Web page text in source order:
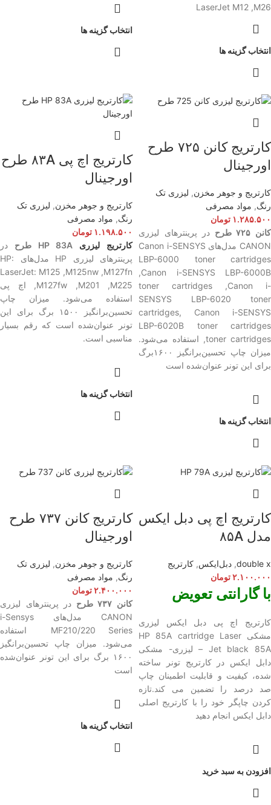
LaserJet M12 ,M26
انتخاب گزینه ها
انتخاب گزینه ها
کارتریج کانن ۷۲۵ طرح
اورجینال
کارتریج و جوهر مخزن, لیزری تک
رنگ, مواد مصرفی
۱.۲۸۵.۵۰۰ تومان
کانن ۷۲۵ طرح
در پرینترهای لیزری
CANON مدل‌‌های Canon i-SENSYS
LBP-6000 toner cartridges
,Canon i-SENSYS LBP-6000B
toner cartridges ,Canon i-
SENSYS LBP-6020 toner
cartridges, Canon i-SENSYS
LBP-6020B toner cartridges
toner cartridges,
استفاده می‌شود.
میزان چاپ تحسین‌برانگیز ۱۶۰۰برگ
برای این تونر عنوان‌شده است
انتخاب گزینه ها
کارتریج اچ پی ۸۳A طرح
اورجینال
کارتریج و جوهر مخزن, لیزری تک
رنگ, مواد مصرفی
۱.۱۹۸.۵۰۰ تومان
کارتریج لیزری
در
پرینترهای لیزری HP مدل‌‌های HP:
LaserJet: M125 ,M125nw ,M127fn
,M127fw ,M201 ,M225 اچ پی
استفاده می‌شود. میزان چاپ
تحسین‌برانگیز ۱۵۰۰ برگ برای این
تونر عنوان‌شده است که رقم بسیار
مناسبی است.
انتخاب گزینه ها
کارتریج اچ پی دبل ایکس
مدل ۸۵A
double x
, دبل‌ایکس, کارتریج
۲.۱۰۰.۰۰۰تومان
با گارانتی تعویض
کارتریج اچ پی دبل ایکس لیزری
مشکی HP 85Acartridge Laser
Jet black 85A – لیزری- مشکی
دابل ایکس در کارتریج تونر ساخته
شده، کیفیت و قابلیت اطمینان چاپ
صد درصد را تضمین می کند.تازه
کردن چاپگر خود را با کارتریج اصلی
دابل ایکس انجام دهید
افزودن به سبد خرید
کارتریج کانن ۷۳۷ طرح
اورجینال
کارتریج و جوهر مخزن, لیزری تک
رنگ, مواد مصرفی
۲.۴۰۰.۰۰۰تومان
کانن ۷۳۷ طرح
در پرینترهای لیزری
CANON مدل‌‌های i-Sensys
MF210/220 Series
استفاده
می‌شود. میزان چاپ تحسین‌برانگیز
۱۶۰۰ برگ برای این تونر عنوان‌شده
است
انتخاب گزینه ها